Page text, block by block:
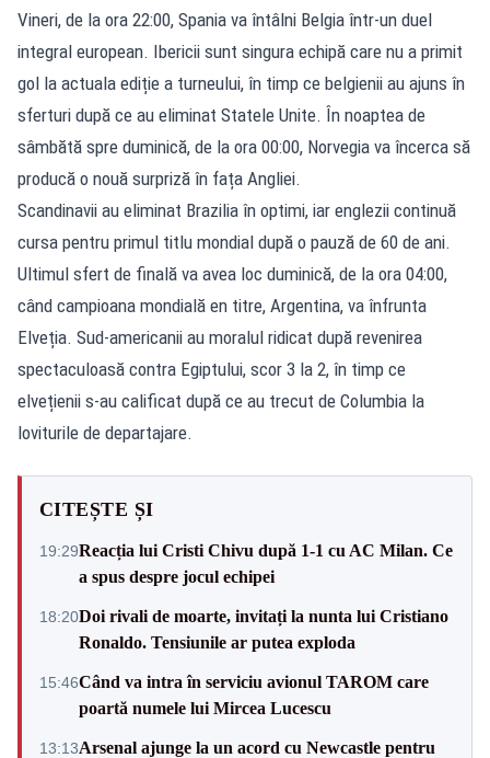
Vineri, de la ora 22:00, Spania va întâlni Belgia într-un duel
integral european. Ibericii sunt singura echipă care nu a primit
gol la actuala ediție a turneului, în timp ce belgienii au ajuns în
sferturi după ce au eliminat Statele Unite. În noaptea de
sâmbătă spre duminică, de la ora 00:00, Norvegia va încerca să
producă o nouă surpriză în fața Angliei.
Scandinavii au eliminat Brazilia în optimi, iar englezii continuă
cursa pentru primul titlu mondial după o pauză de 60 de ani.
Ultimul sfert de finală va avea loc duminică, de la ora 04:00,
când campioana mondială en titre, Argentina, va înfrunta
Elveția. Sud-americanii au moralul ridicat după revenirea
spectaculoasă contra Egiptului, scor 3 la 2, în timp ce
elvețienii s-au calificat după ce au trecut de Columbia la
loviturile de departajare.
CITEȘTE ȘI
19:29Reacția lui Cristi Chivu după 1-1 cu AC Milan. Ce
a spus despre jocul echipei
18:20Doi rivali de moarte, invitați la nunta lui Cristiano
Ronaldo. Tensiunile ar putea exploda
15:46Când va intra în serviciu avionul TAROM care
poartă numele lui Mircea Lucescu
13:13Arsenal ajunge la un acord cu Newcastle pentru